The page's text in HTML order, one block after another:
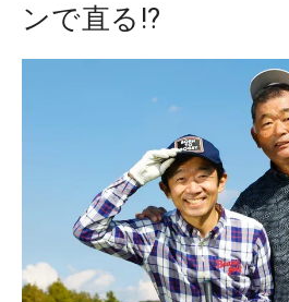
ンで直る!?